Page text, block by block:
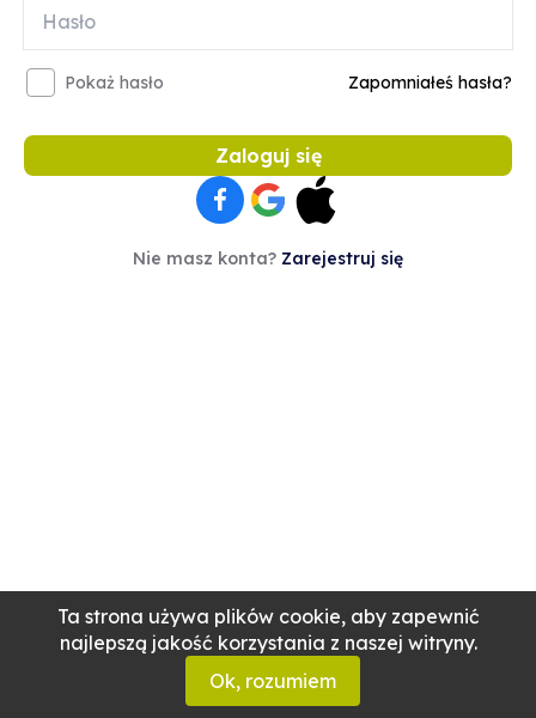
Ta strona używa plików cookie, aby zapewnić
najlepszą jakość korzystania z naszej witryny.
Ok, rozumiem
Pokaż hasło Zapomniałeś hasła?
Zaloguj się
Nie masz konta? Zarejestruj się